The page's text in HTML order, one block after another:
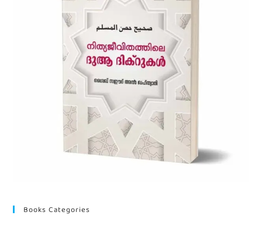
Books Categories